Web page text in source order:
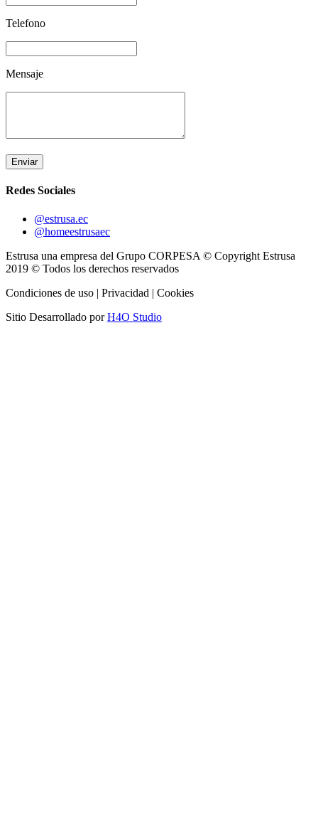
Telefono
Mensaje
Enviar
Redes Sociales
@estrusa.ec
@homeestrusaec
Estrusa una empresa del Grupo CORPESA © Copyright Estrusa
2019 © Todos los derechos reservados
Condiciones de uso | Privacidad | Cookies
Sitio Desarrollado porH4O Studio